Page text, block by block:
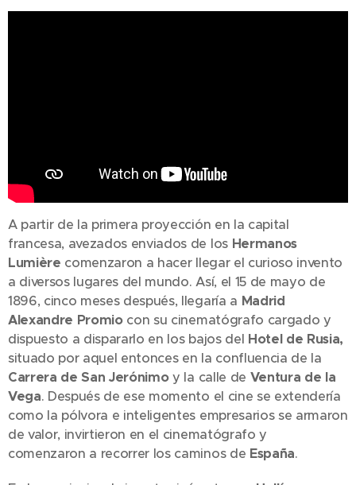
A partir de la primera proyección en la capital
francesa, avezados enviados de los Hermanos
Lumière comenzaron a hacer llegar el curioso invento
a diversos lugares del mundo. Así, el 15 de mayo de
1896, cinco meses después, llegaría a Madrid
Alexandre Promio con su cinematógrafo cargado y
dispuesto a dispararlo en los bajos del Hotel de Rusia,
situado por aquel entonces en la confluencia de la
Carrera de San Jerónimoy la calle de Ventura de la
Vega. Después de ese momento el cine se extendería
como la pólvora e inteligentes empresarios se armaron
de valor, invirtieron en el cinematógrafo y
comenzaron a recorrer los caminos de España.